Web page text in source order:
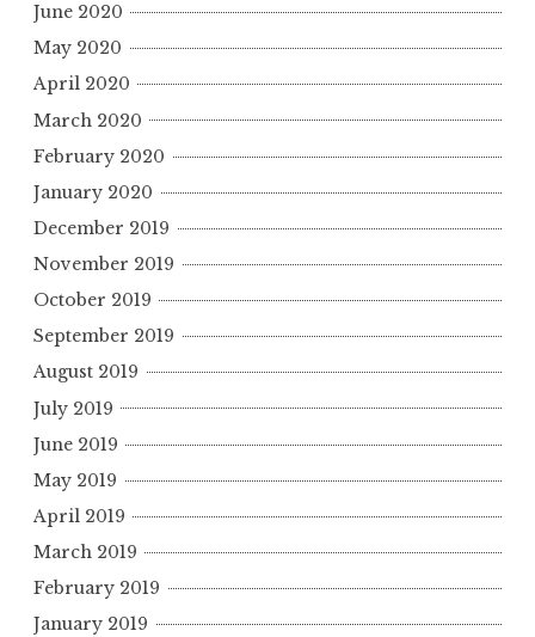
June 2020
May 2020
April 2020
March 2020
February 2020
January 2020
December 2019
November 2019
October 2019
September 2019
August 2019
July 2019
June 2019
May 2019
April 2019
March 2019
February 2019
January 2019